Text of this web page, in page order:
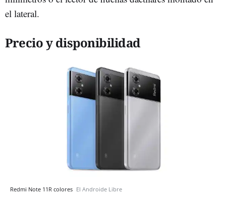
el lateral.
Precio y disponibilidad
Redmi Note 11R colores El Androide Libre